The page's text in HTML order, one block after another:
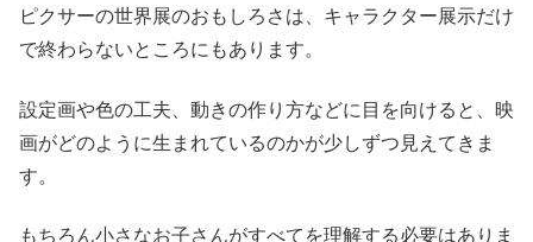
ピクサーの世界展のおもしろさは、キャラクター展示だけ
で終わらないところにもあります。
設定画や色の工夫、動きの作り方などに目を向けると、映
画がどのように生まれているのかが少しずつ見えてきま
す。
もちろん小さなお子さんがすべてを理解する必要はありま